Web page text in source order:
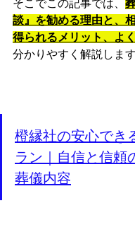
そこでこの記事では、
談』を勧める理由と、
得られるメリット、よ
分かりやすく解説します
橙縁社の安心でき
ラン｜自信と信頼
葬儀内容